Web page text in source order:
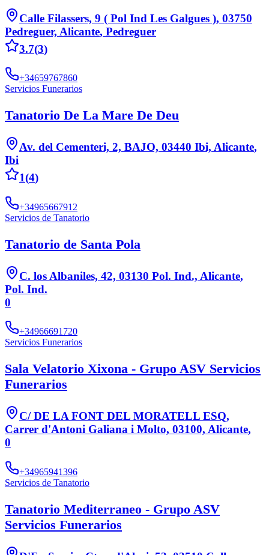
Calle Filassers, 9 ( Pol Ind Les Galgues ), 03750
Pedreguer, Alicante, Pedreguer
3.7(3)
+34659767860
Servicios Funerarios
Tanatorio De La Mare De Deu
Av. del Cementeri, 2, BAJO, 03440 Ibi, Alicante,
Ibi
1(4)
+34965667912
Servicios de Tanatorio
Tanatorio de Santa Pola
C. los Albaniles, 42, 03130 Pol. Ind., Alicante,
Pol. Ind.
0
+34966691720
Servicios Funerarios
Sala Velatorio Xixona - Grupo ASV Servicios
Funerarios
C/ DE LA FONT DEL MORATELL ESQ,
Carrer d'Antoni Galiana i Molto, 03100, Alicante,
0
+34965941396
Servicios de Tanatorio
Tanatorio Mediterraneo - Grupo ASV
Servicios Funerarios